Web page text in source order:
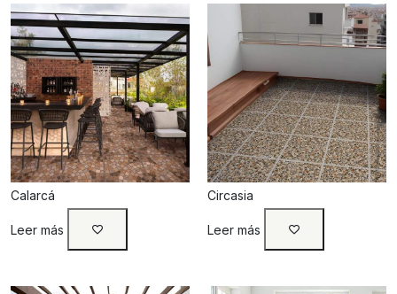
Calarcá
Leer más
Circasia
Leer más